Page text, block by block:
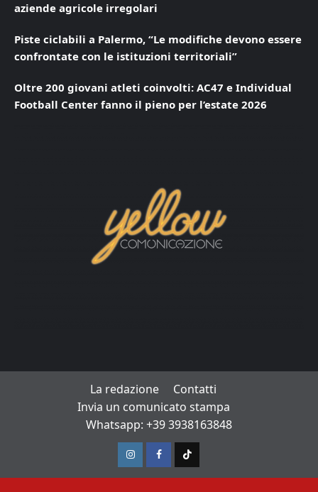
aziende agricole irregolari
Piste ciclabili a Palermo, “Le modifiche devono essere
confrontate con le istituzioni territoriali”
Oltre 200 giovani atleti coinvolti: AC47 e Individual
Football Center fanno il pieno per l’estate 2026
La redazione
Contatti
Invia un comunicato stampa
Whatsapp: +39 3938163848
InstagramFacebook
TikTok